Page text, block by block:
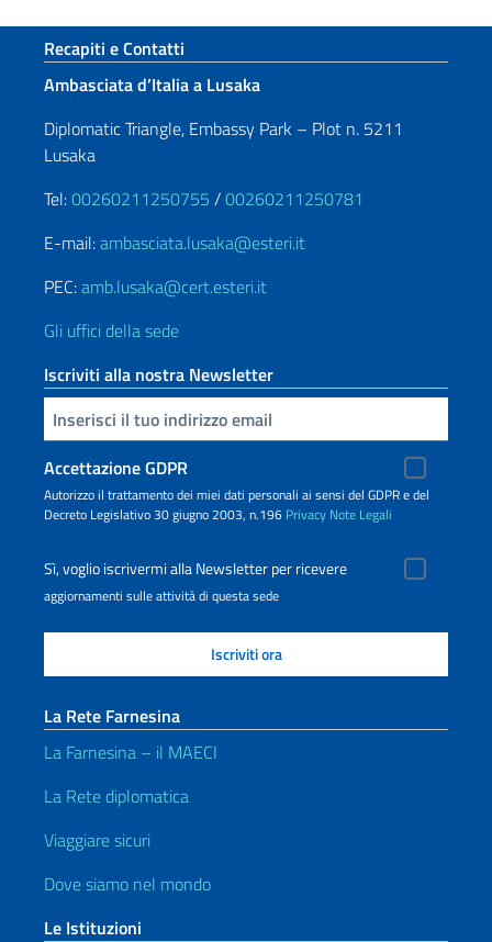
Sezione footer
Recapiti e Contatti
Ambasciata d’Italia a Lusaka
Diplomatic Triangle, Embassy Park – Plot n. 5211
Lusaka
Tel:00260211250755 /00260211250781
E-mail:ambasciata.lusaka@esteri.it
PEC:amb.lusaka@cert.esteri.it
Gli uffici della sede
Iscriviti alla nostra Newsletter
Inserisci la tua email
Accettazione GDPR
Autorizzo il trattamento dei miei dati personali ai sensi del GDPR e del
Decreto Legislativo 30 giugno 2003, n.196 Privacy Note Legali
Sì, voglio iscrivermi alla Newsletter per ricevere
aggiornamenti sulle attività di questa sede
La Rete Farnesina
La Farnesina – il MAECI
La Rete diplomatica
Viaggiare sicuri
Dove siamo nel mondo
Le Istituzioni